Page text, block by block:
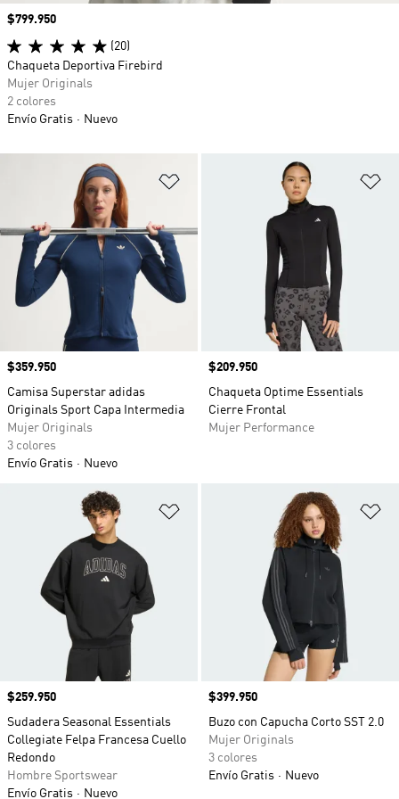
Añadir a la lista de deseos
Precio
$359.950
Camisa Superstar adidas
Originals Sport Capa Intermedia
Mujer Originals
3 colores
Envío Gratis
Nuevo
Precio
$209.950
Chaqueta Optime Essentials
Cierre Frontal
Mujer Performance
Añadir a la lista de deseos
Precio
$259.950
Sudadera Seasonal Essentials
Collegiate Felpa Francesa Cuello
Redondo
Hombre Sportswear
Envío Gratis
Nuevo
Precio
$399.950
Buzo con Capucha Corto SST 2.0
Mujer Originals
3 colores
Envío Gratis
Nuevo
Precio
$799.950
(20)
Chaqueta Deportiva Firebird
Mujer Originals
2 colores
Envío Gratis
Nuevo